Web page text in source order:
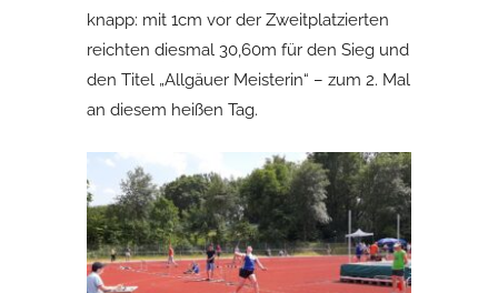
knapp: mit 1cm vor der Zweitplatzierten
reichten diesmal 30,60m für den Sieg und
den Titel „Allgäuer Meisterin“ – zum 2. Mal
an diesem heißen Tag.